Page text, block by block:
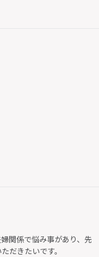
関係で悩み事があり、先
だきたいです。